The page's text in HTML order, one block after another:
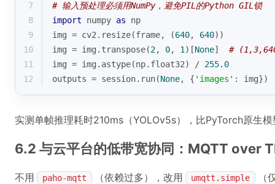
7
# 输入预处理必须用NumPy，避免PIL的Python GIL锁
8
import numpy as np
9
img = cv2.resize(frame, (640, 640))
10
img = img.transpose(2, 0, 1 )[None] #
11
img = img.astype(np.float32) / 255.0
12
outputs = session.run(None, { 'images' : img})
实测单帧推理耗时210ms（YOLOv5s），比PyTorch原生
6.2 与云平台的低带宽协同：MQTT over
不用 paho-mqtt （依赖过多），改用 umqtt.simple （